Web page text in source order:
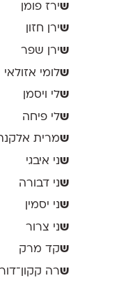
שירז פומן
שירן חזון
שירן שפר
שלומי אזולאי
שלי ויסמן
שלי פיחה
שמרית
שני איבגי
שני דבורה
שני יסמין
שני צרור
שקד מרק
שרה